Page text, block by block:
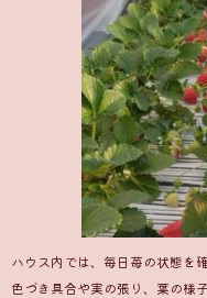
ハウス内では、毎日苺の状態を
色づき具合や実の張り、葉の様子